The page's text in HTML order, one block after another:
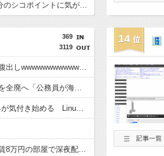
【画像】佐倉綾音(32)さん、自分のシコポイントに気がついて見せびらかすｗ
369
3119
【画像】井上はるさん、私服で腹出しwwwwwwwwwwwwwwwwwwwwwwwwwwwwwwwwwwwwwww
兵庫斎藤知事、県の海外事務所を全廃へ「公務員が海外で遊ぶためにあるだけ」 [963243619]
「Linuxで十分じゃね…？」世界が気付き始める Linuxの市場シェアが初めて10%超える Windows窮地 [323057825]
ゲーム配信ユーチューバー…家賃8万円の部屋で深夜配信→管理会社から厳重注意されてお気持ち表明
14